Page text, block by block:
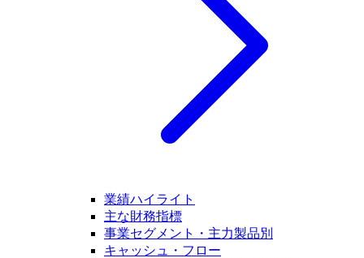
業績ハイライト
主な財務指標
事業セグメント・主力製品別
キャッシュ・フロー